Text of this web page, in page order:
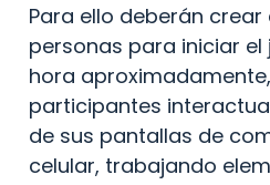
Para ello deberán
personas para iniciar el
hora
participantes
de sus pantallas de
celular, trabajando